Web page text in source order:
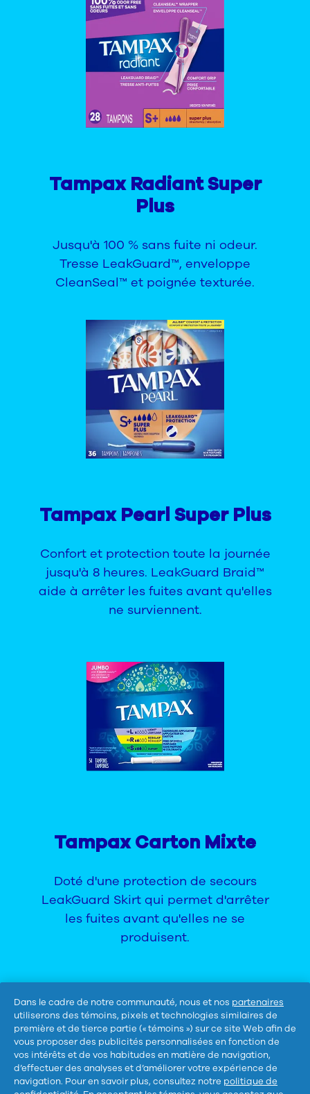
Tampax Radiant Super
Plus
Jusqu'à 100 % sans fuite ni odeur.
Tresse LeakGuard™, enveloppe
CleanSeal™ et poignée texturée.
Tampax Pearl Super Plus
Confort et protection toute la journée
jusqu'à 8 heures. LeakGuard Braid™
aide à arrêter les fuites avant qu'elles
ne surviennent.
Tampax Carton Mixte
Doté d'une protection de secours
LeakGuard Skirt qui permet d'arrêter
les fuites avant qu'elles ne se
produisent.
Suis-nous :
Dans le cadre de notre communauté, nous et nos partenaires
utiliserons des témoins, pixels et technologies similaires de
première et de tierce partie (« témoins ») sur ce site Web afin de
vous proposer des publicités personnalisées en fonction de
vos intérêts et de vos habitudes en matière de navigation,
d’effectuer des analyses et d’améliorer votre expérience de
navigation. Pour en savoir plus, consultez notre politique de